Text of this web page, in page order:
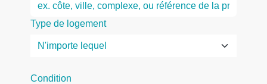
Type de logement
Condition